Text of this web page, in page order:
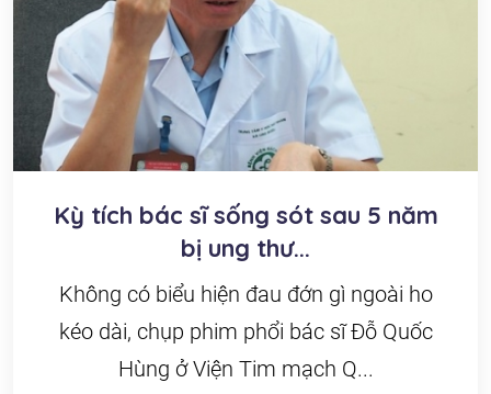
Kỳ tích bác sĩ sống sót sau 5 năm
bị ung thư...
Không có biểu hiện đau đớn gì ngoài ho
kéo dài, chụp phim phổi bác sĩ Đỗ Quốc
Hùng ở Viện Tim mạch Q...